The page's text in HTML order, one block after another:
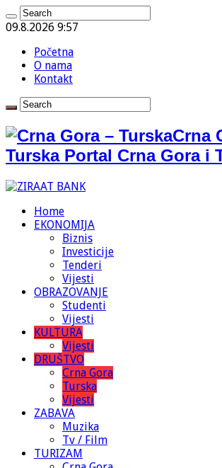
09.8.2026 9:57
Početna
O nama
Kontakt
Crna
Turska Portal Crna Gora i
Home
EKONOMIJA
Biznis
Investicije
Tenderi
Vijesti
OBRAZOVANJE
Studenti
Vijesti
KULTURA
Vijesti
DRUŠTVO
Crna Gora
Turska
Vijesti
ZABAVA
Muzika
Tv / Film
TURIZAM